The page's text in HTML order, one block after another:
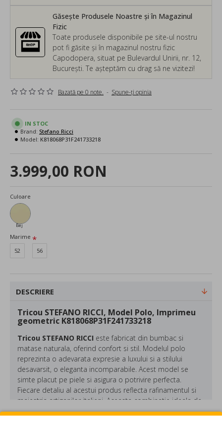
Găsește Produsele Noastre și în Magazinul
Fizic
Toate produsele disponibile pe site-ul nostru
pot fi găsite și în magazinul nostru fizic
Capodopera, situat pe Bulevardul Unirii, nr. 12,
București. Te așteptăm cu drag să ne vizitezi!
Bazată pe 0 note. - Spune-ţi opinia
3.999,00 RON
IN STOC
Brand: Stefano Ricci
Model: K818068P31F241733218
Culoare
Bej
Marime
52
56
DESCRIERE
Tricou STEFANO RICCI, Model Polo, Imprimeu
geometric K818068P31F241733218
Tricou STEFANO RICCI este fabricat din bumbac si
matase naturala, oferind confort si stil. Modelul polo
reprezinta o adevarata expresie a luxului si a stilului
desavarsit, o eleganta incomparabile. Acest model se
simte placut pe piele si asigura o potrivire perfecta.
Fiecare detaliu al acestui produs reflecta rafinamentul si
maiestria artizanilor italieni. Aceasta combinatie ideala de
design clasic si materiale de inalta calitate face din acest